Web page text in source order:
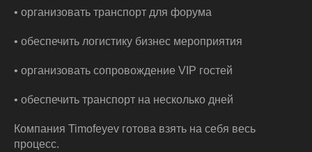
• организовать транспорт для форума
• обеспечить логистику бизнес мероприятия
• организовать сопровождение VIP гостей
• обеспечить транспорт на несколько дней
Компания Timofeyev готова взять на себя весь
процесс.